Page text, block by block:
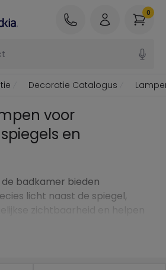
0
Decoratie Catalogus
voor
en
badkamer bieden
licht naast de spiegel,
zichtbaarheid en helpen
te creëren.